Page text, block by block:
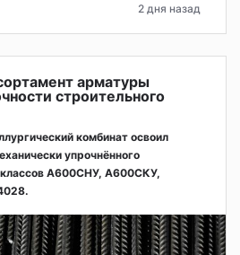
2 дня назад
арматуры
строительного
комбинат освоил
упрочнённого
классов А600СНУ, А600СКУ,